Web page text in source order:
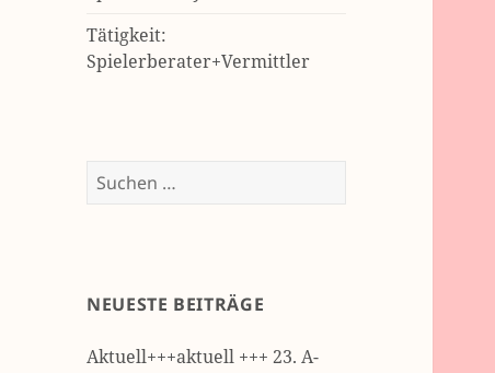
Tätigkeit:
Spielerberater+Vermittler
Suchen
nach:
NEUESTE BEITRÄGE
Aktuell+++aktuell +++ 23. A-